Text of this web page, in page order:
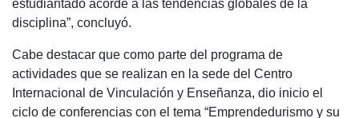
estudiantado acorde a las tendencias globales de la
disciplina”, concluyó.
Cabe destacar que como parte del programa de
actividades que se realizan en la sede del Centro
Internacional de Vinculación y Enseñanza, dio inicio el
ciclo de conferencias con el tema “Emprendedurismo y su